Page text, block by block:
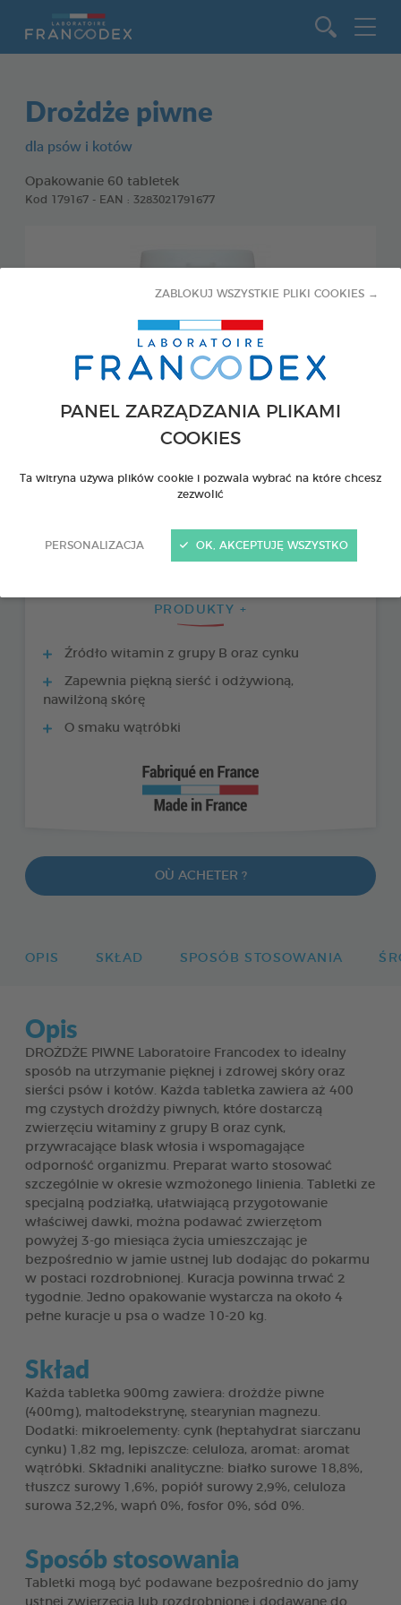
PANEL ZARZĄDZANIA PLIKAMI
COOKIES
Ta witryna używa plików cookie i pozwala wybrać na które chcesz
zezwolić
PERSONALIZACJA
ZABLOKUJ WSZYSTKIE PLIKI COOKIES →
OK, AKCEPTUJĘ WSZYSTKO
Drożdże piwne
dla psów i kotów
Opakowanie 60 tabletek
Kod 179167 - EAN : 3283021791677
PRODUKTY +
Źródło witamin z grupy B oraz cynku
Zapewnia piękną sierść i odżywioną,
nawilżoną skórę
O smaku wątróbki
OÙ ACHETER ?
OPIS SKŁAD SPOSÓB STOSOWANIA
Opis
DROŻDŻE PIWNE Laboratoire Francodex to idealny
sposób na utrzymanie pięknej i zdrowej skóry oraz
sierści psów i kotów. Każda tabletka zawiera aż 400
mg czystych drożdży piwnych, które dostarczą
zwierzęciu witaminy z grupy B oraz cynk,
przywracające blask włosia i wspomagające
odporność organizmu. Preparat warto stosować
szczególnie w okresie wzmożonego linienia. Tabletki ze
specjalną podziałką, ułatwiającą przygotowanie
właściwej dawki, można podawać zwierzętom
powyżej 3-go miesiąca życia umieszczając je
bezpośrednio w jamie ustnej lub dodając do pokarmu
w postaci rozdrobnionej. Kuracja powinna trwać 2
tygodnie. Jedno opakowanie wystarcza na około 4
pełne kuracje u psa o wadze 10-20 kg.
Skład
Każda tabletka 900mg zawiera: drożdże piwne
(400mg), maltodekstrynę, stearynian magnezu.
Dodatki: mikroelementy: cynk (heptahydrat siarczanu
cynku) 1,82 mg, lepiszcze: celuloza, aromat: aromat
wątróbki. Składniki analityczne: białko surowe 18,8%,
tłuszcz surowy 1,6%, popiół surowy 2,9%, celuloza
surowa 32,2%, wapń 0%, fosfor 0%, sód 0%.
Sposób stosowania
Tabletki mogą być podawane bezpośrednio do jamy
ustnej zwierzęcia lub rozdrobnione i dodawane do